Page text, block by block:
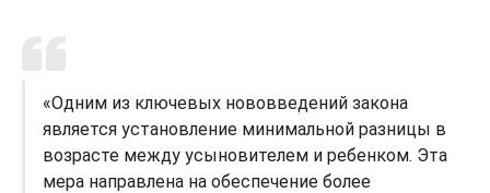
«Одним из ключевых нововведений закона
является установление минимальной разницы в
возрасте между усыновителем и ребенком. Эта
мера направлена на обеспечение более